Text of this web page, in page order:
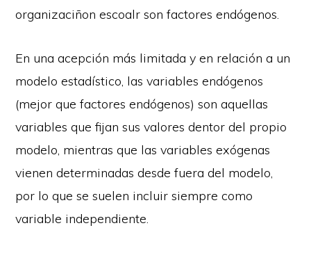
organizaciñon escoalr son factores endógenos.
En una acepción más limitada y en relación a un
modelo estadístico, las variables endógenos
(mejor que factores endógenos) son aquellas
variables que fijan sus valores dentor del propio
modelo, mientras que las variables exógenas
vienen determinadas desde fuera del modelo,
por lo que se suelen incluir siempre como
variable independiente.